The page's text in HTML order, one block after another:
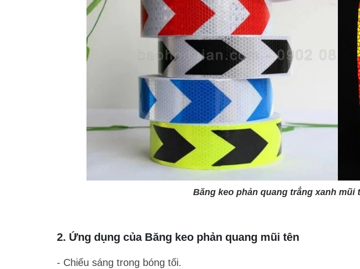
Băng keo phản quang trắng xanh
2. Ứng dụng của Băng keo phản quang mũi tên
- Chiếu sáng trong bóng tối.